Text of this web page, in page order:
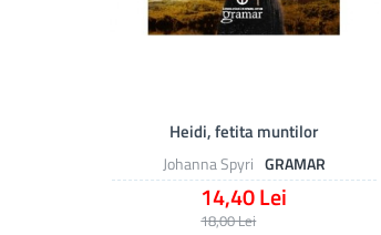
Johanna Spyri GRAMAR
Heidi, fetita muntilor
14,40 Lei
18,00 Lei